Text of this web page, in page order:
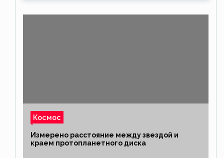
Космос
Измерено расстояние между звездой и
краем протопланетного диска